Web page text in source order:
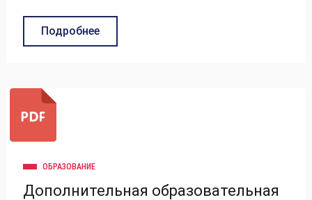
Подробнее
ОБРАЗОВАНИЕ
Дополнительная образовательная